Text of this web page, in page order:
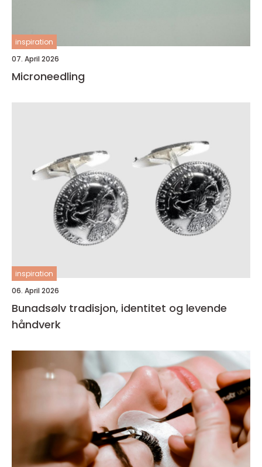
inspiration
07. April 2026
Microneedling
inspiration
06. April 2026
Bunadsølv tradisjon, identitet og levende
håndverk